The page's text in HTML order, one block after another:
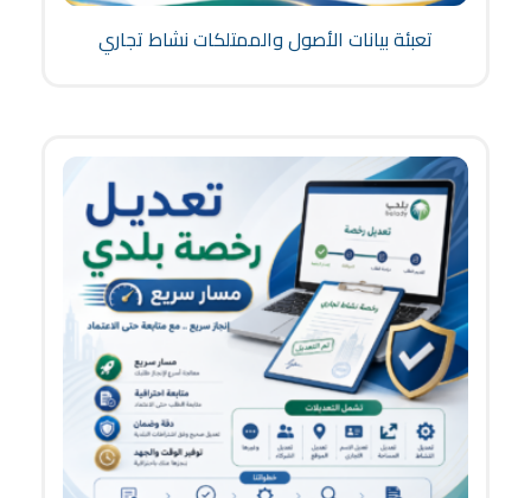
تعبئة بيانات الأصول والممتلكات نشاط تجاري